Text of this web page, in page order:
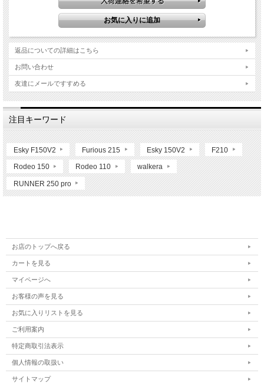
返品についての詳細はこちら
お問い合わせ
友達にメールですすめる
注目キーワード
Esky F150V2 Furious 215 Esky 150V2 F210
Rodeo 150 Rodeo 110 walkera
RUNNER 250 pro
お店のトップへ戻る
カートを見る
マイページへ
お客様の声を見る
お気に入りリストを見る
ご利用案内
特定商取引法表示
個人情報の取扱い
サイトマップ